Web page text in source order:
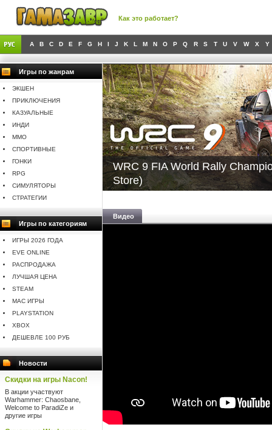
Как это работает?
A B C D E F G H I J K L M N O P Q R S T U V W X Y
Игры по жанрам
ЭКШЕН
ПРИКЛЮЧЕНИЯ
КАЗУАЛЬНЫЕ
ИНДИ
MMO
СПОРТИВНЫЕ
ГОНКИ
RPG
СИМУЛЯТОРЫ
СТРАТЕГИИ
Игры по категориям
ИГРЫ 2026 ГОДА
EVE ONLINE
РАСПРОДАЖА
ЛУЧШАЯ ЦЕНА
STEAM
MAC ИГРЫ
PLAYSTATION
XBOX
ДЕШЕВЛЕ 100 РУБ
Новости
Скидки на игры Nacon!
В акции участвуют
Warhammer: Chaosbane,
Welcome to ParadiZe и
другие игры
WRC 9 FIA World Rally
Store)
Видео